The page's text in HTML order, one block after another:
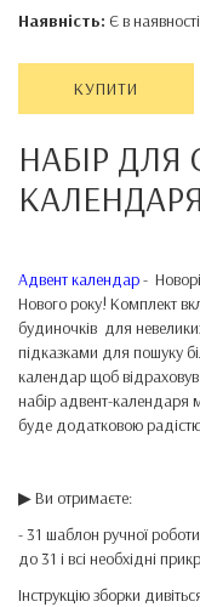
Наявність: Є в
КУПИТИ
НАБІР
КАЛЕНДАРЯ
Адвент календар-
Нового року! Комплект
будиночків для
підказками для пошуку
календар щоб
набір адвент-календаря
буде додатковою радістю
▶ Ви отримаєте:
- 31 шаблон ручної
до 31 і всі необхідні
Інструкцію зборки